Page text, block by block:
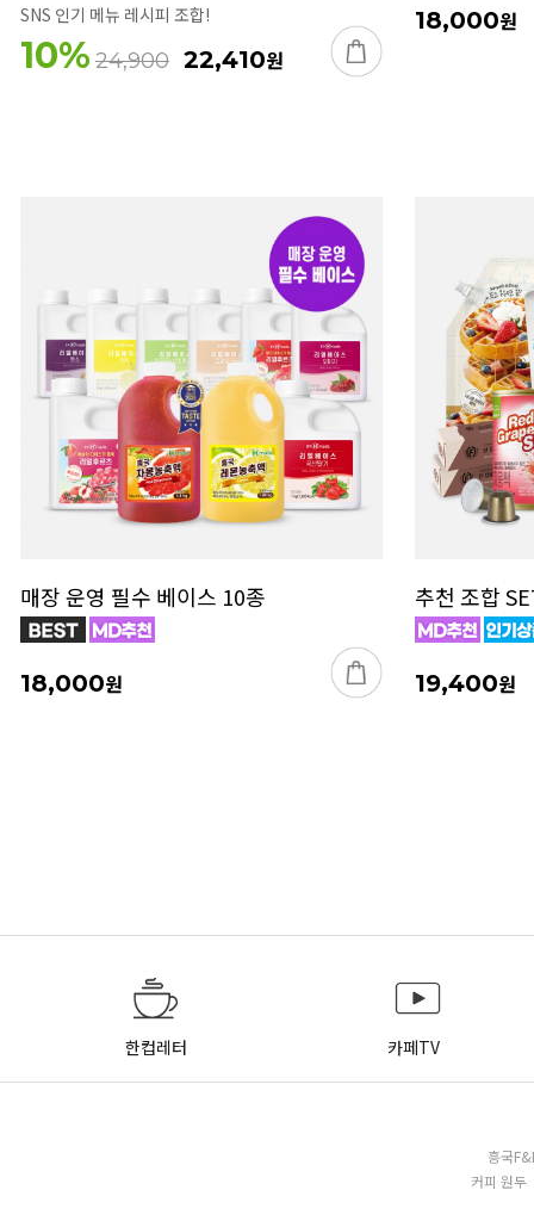
SNS 인기 메뉴 레시피 조합!
10% 24,900 22,410원
18,000원
매장 운영 필수 베이스 10종
18,000원
추천 조합
19,400원
한컵레터 카페TV
흥국
커피 원두